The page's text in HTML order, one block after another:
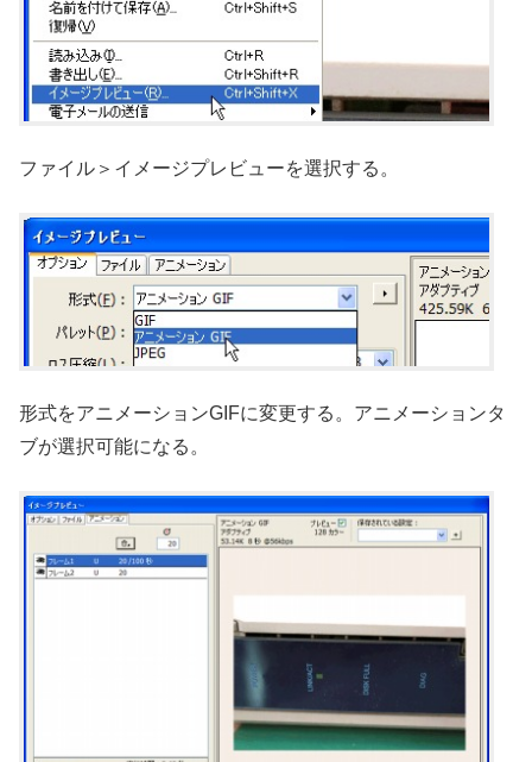
ファイル＞イメージプレビューを選択する。
形式をアニメーションGIFに変更する。アニメーションタ
ブが選択可能になる。